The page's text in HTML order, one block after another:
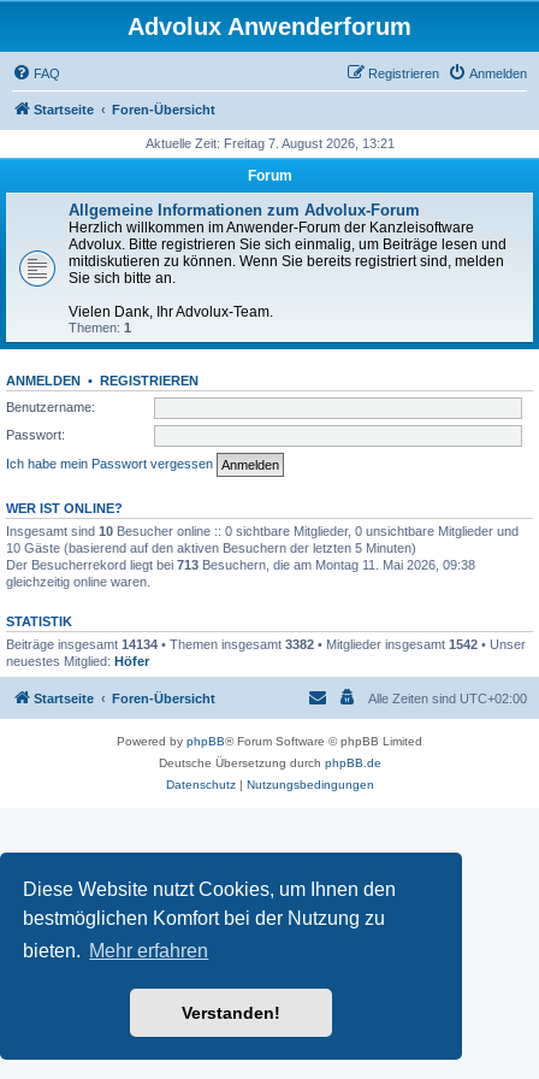
Diese Website nutzt Cookies, um Ihnen den
bestmöglichen Komfort bei der Nutzung zu
bieten. Mehr erfahren
Verstanden!
Advolux Anwenderforum
FAQ Anmelden
Registrieren
Startseite Foren-Übersicht
Aktuelle Zeit: Freitag 7. August 2026, 13:21
Forum
Allgemeine Informationen zum Advolux-Forum
Herzlich willkommen im Anwender-Forum der Kanzleisoftware
Advolux. Bitte registrieren Sie sich einmalig, um Beiträge lesen und
mitdiskutieren zu können. Wenn Sie bereits registriert sind, melden
Sie sich bitte an.
Vielen Dank, Ihr Advolux-Team.
Themen: 1
ANMELDEN • REGISTRIEREN
Benutzername:
Passwort:
Ich habe mein Passwort vergessen
WER IST ONLINE?
Insgesamt sind 10 Besucher online :: 0 sichtbare Mitglieder, 0 unsichtbare Mitglieder und
10 Gäste (basierend auf den aktiven Besuchern der letzten 5 Minuten)
Der Besucherrekord liegt bei 713 Besuchern, die am Montag 11. Mai 2026, 09:38
gleichzeitig online waren.
STATISTIK
Beiträge insgesamt 14134 • Themen insgesamt 3382 • Mitglieder insgesamt 1542 • Unser
neuestes Mitglied: Höfer
Startseite Foren-Übersicht Alle Zeiten sind UTC+02:00
Powered by phpBB® Forum Software © phpBB Limited
Deutsche Übersetzung durch phpBB.de
Datenschutz| Nutzungsbedingungen